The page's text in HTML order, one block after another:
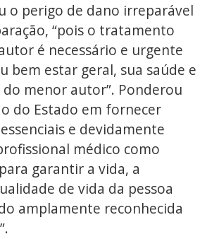
o perigo de dano irreparável
“pois o tratamento
é necessário e urgente
bem estar geral, sua saúde e
menor autor”. Ponderou
do Estado em fornecer
e devidamente
médico como
garantir a vida, a
de vida da pessoa
amplamente reconhecida